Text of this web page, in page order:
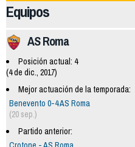
Equipos
AS Roma
Posición actual: 4
(4 de dic., 2017)
Mejor actuación de la temporada:
Benevento 0-4 AS Roma
(20 sep.)
Partido anterior: